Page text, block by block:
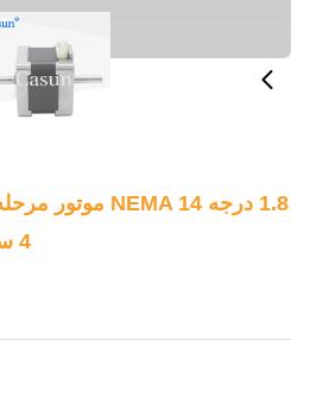
4 سیم برای دوربین نظارت